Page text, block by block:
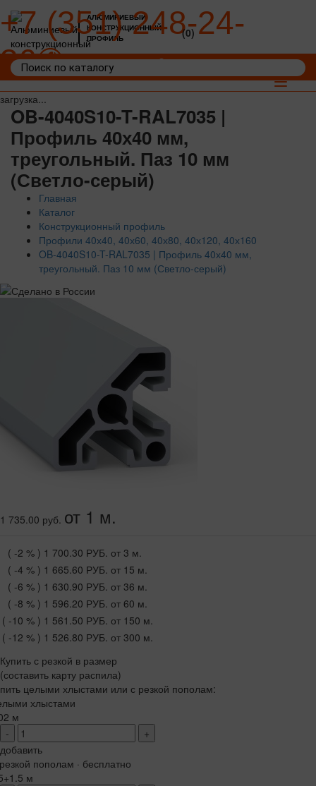
загрузка...
АЛЮМИНИЕВЫЙ
КОНСТРУКЦИОННЫЙ
ПРОФИЛЬ
+7 (351) 248-24-
36
(0)
Toggle
OB-4040S10-T-RAL7035 |
Профиль 40х40 мм,
треугольный. Паз 10 мм
(Светло-серый)
Главная
Каталог
Конструкционный профиль
Профили 40х40, 40х60, 40х80, 40х120, 40х160
OB-4040S10-T-RAL7035 | Профиль 40х40 мм,
треугольный. Паз 10 мм (Светло-серый)
1 735.00 руб. от 1 м.
( -2 % ) 1 700.30 РУБ. от 3 м.
( -4 % ) 1 665.60 РУБ. от 15 м.
( -6 % ) 1 630.90 РУБ. от 36 м.
( -8 % ) 1 596.20 РУБ. от 60 м.
( -10 % ) 1 561.50 РУБ. от 150 м.
( -12 % ) 1 526.80 РУБ. от 300 м.
Купить с резкой в размер
(составить карту распила)
целыми хлыстами или с резкой пополам:
хлыстами
м
-
+
добавить
пополам · бесплатно
м